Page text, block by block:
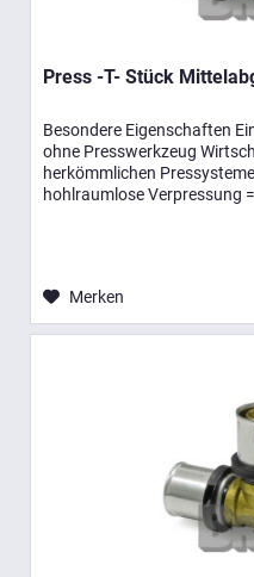
Press -T- Stück
Besondere Eigenschaften
ohne Presswerkzeug
herkömmlichen
hohlraumlose Verpressung
Merken